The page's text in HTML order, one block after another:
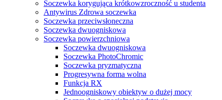
Soczewka korygująca krótkowzroczność u studenta
Antywirus Zdrowa soczewka
Soczewka przeciwsłoneczna
Soczewka dwuogniskowa
Soczewka powierzchniowa
Soczewka dwuogniskowa
Soczewka PhotoChromic
Soczewka pryzmatyczna
Progresywna forma wolna
Funkcja RX
Jednoogniskowy obiektyw o dużej mocy